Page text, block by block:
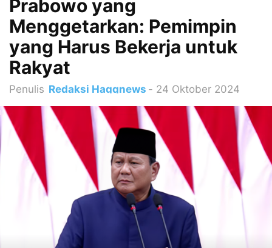
Prabowo yang
Menggetarkan: Pemimpin
yang Harus Bekerja untuk
Rakyat
Penulis Redaksi Haqqnews - 24 Oktober 2024